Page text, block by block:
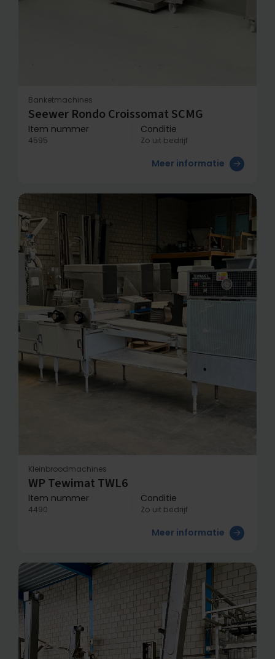
Banketmachines
Seewer Rondo Croissomat SCMG
Item nummer
4595
Conditie
Zo uit bedrijf
Meer informatie
Kleinbroodmachines
WP Tewimat TWL6
Item nummer
4490
Conditie
Zo uit bedrijf
Meer informatie